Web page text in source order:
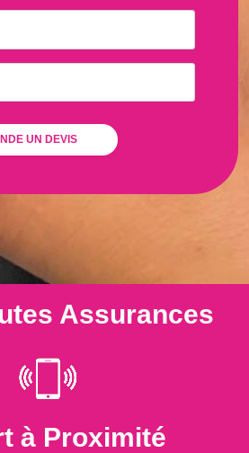
Assurances
à Proximité